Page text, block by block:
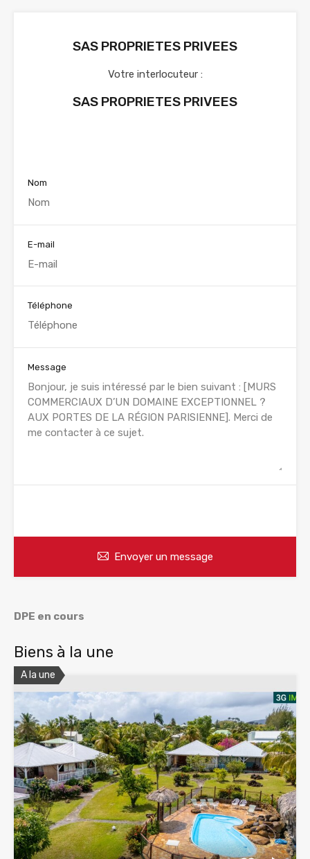
SAS PROPRIETES PRIVEES
Votre interlocuteur :
SAS PROPRIETES PRIVEES
Nom
E-mail
Téléphone
Message
Envoyer un message
DPE en cours
Biens à la une
A la une